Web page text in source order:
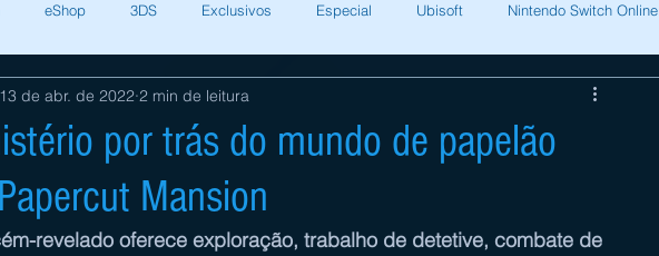
eShop 3DS Exclusivos Especial Ubisoft Nintendo Switch Online
Bethesda Capcom Square Enix
THQ Nordic Bandai Namco
por trás do mundo de papelão
Mansion
13 de abr. de 2022 2 min de leitura
revelado oferece exploração, trabalho de detetive, combate de